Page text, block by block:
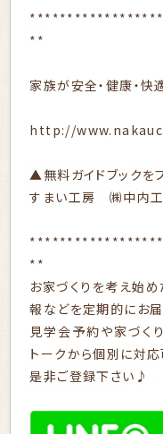
**
家族が安全・健康・快
http://
▲無料ガイドブックを
すまい工房 ㈱中内
**
お家づくりを考え始
報などを定期的にお届
見学会予約や家づく
トークから個別に対
是非ご登録下さい